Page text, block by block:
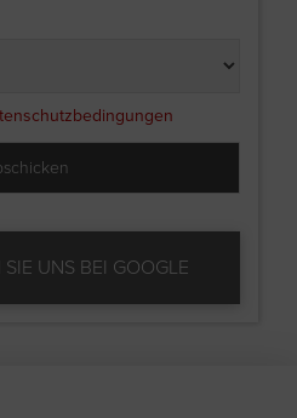
UNS BEI GOOGLE